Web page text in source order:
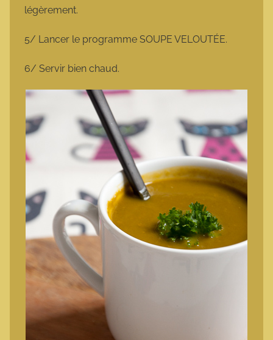
légèrement.
5/ Lancer le programme SOUPE VELOUTÉE.
6/ Servir bien chaud.